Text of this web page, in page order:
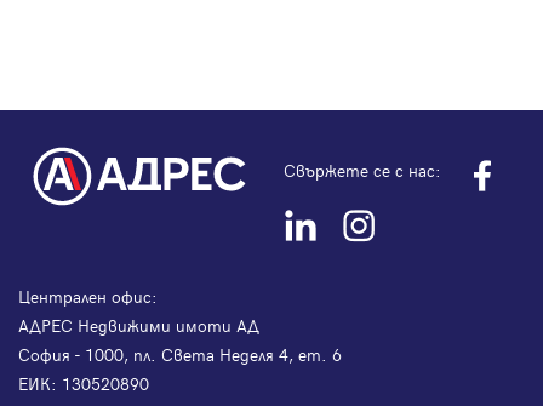
Свържете се с нас:
Централен офис:
АДРЕС Недвижими имоти АД
София - 1000, пл. Света Неделя 4, ет. 6
ЕИК: 130520890